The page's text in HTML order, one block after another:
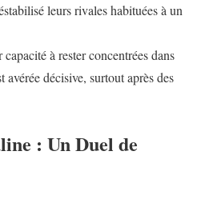
leurs rivales habituées à un
capacité à rester concentrées dans
avérée décisive, surtout après des
: Un Duel de